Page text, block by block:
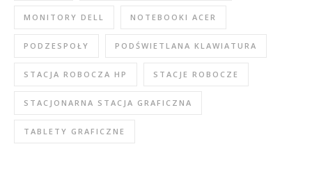
MONITORY DELL NOTEBOOKI ACER
PODZESPOŁY PODŚWIETLANA KLAWIATURA
STACJA ROBOCZA HP STACJE ROBOCZE
STACJONARNA STACJA GRAFICZNA
TABLETY GRAFICZNE